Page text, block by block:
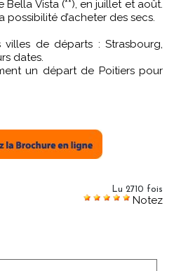
Vista (**), en juillet et août.
d’acheter des secs.
de départs : Strasbourg,
dates.
un départ de Poitiers pour
Lu 2710 fois
Notez